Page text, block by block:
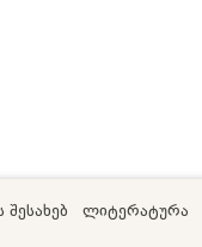
შესახებ ლიტერატურა